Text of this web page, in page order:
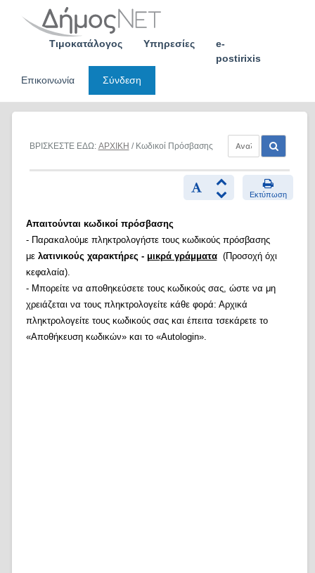
Τιμοκατάλογος Υπηρεσίες
e-
postirixis
Επικοινωνία
Σύνδεση
ΒΡΙΣΚΕΣΤΕ ΕΔΩ: ΑΡΧΙΚΗ / Κωδικοί Πρόσβασης
Εκτύπωση
Απαιτούνται κωδικοί πρόσβασης
- Παρακαλούμε πληκτρολογήστε τους κωδικούς πρόσβασης
με λατινικούς χαρακτήρες - μικρά γράμματα(Προσοχή όχι
κεφαλαία).
- Μπορείτε να αποθηκεύσετε τους κωδικούς σας, ώστε να μη
χρειάζεται να τους πληκτρολογείτε κάθε φορά: Αρχικά
πληκτρολογείτε τους κωδικούς σας και έπειτα τσεκάρετε το
«Αποθήκευση κωδικών» και το «Autologin».